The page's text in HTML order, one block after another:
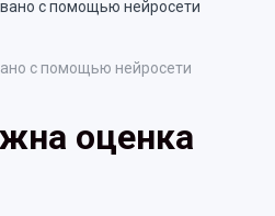
с помощью нейросети
оценка